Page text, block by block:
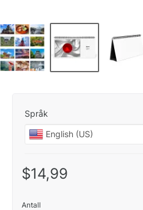
Språk
$14,99
Antall